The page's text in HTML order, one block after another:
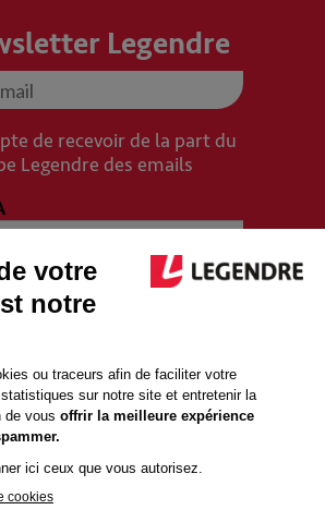
Legendre
de recevoir de la part du
Legendre des emails
MENTIONS LÉGALES